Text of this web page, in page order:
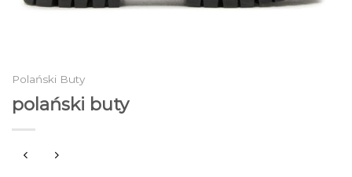
Polański Buty
polański buty